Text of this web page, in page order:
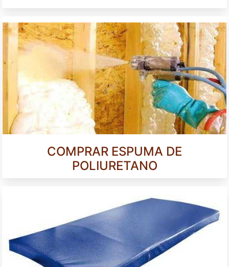
COMPRAR ESPUMA DE
POLIURETANO